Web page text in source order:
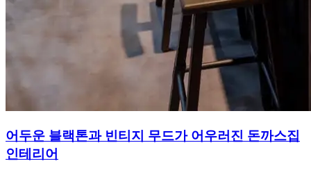
어두운 블랙톤과 빈티지 무드가 어우러진 돈까스집
인테리어